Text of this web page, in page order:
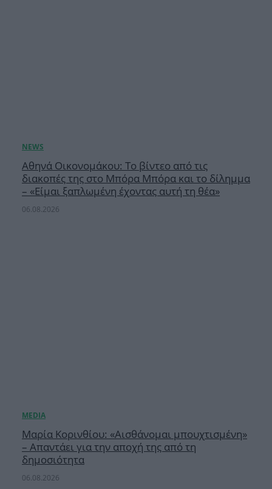
Αθηνά Οικονομάκου: Το βίντεο από τις
διακοπές της στο Μπόρα Μπόρα και το δίλημμα
– «Είμαι ξαπλωμένη έχοντας αυτή τη θέα»
06.08.2026
Μαρία Κορινθίου: «Αισθάνομαι μπουχτισμένη»
– Απαντάει για την αποχή της από τη
δημοσιότητα
06.08.2026